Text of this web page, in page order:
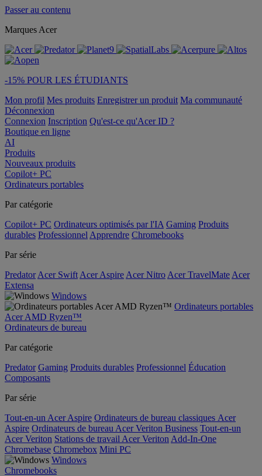
Passer au contenu
Marques Acer
-15% POUR LES ÉTUDIANTS
Mon profil Mes produits Enregistrer un produit Ma communauté
Déconnexion
Connexion Inscription Qu'est-ce qu'Acer ID ?
Boutique en ligne
AI
Produits
Nouveaux produits
Copilot+ PC
Ordinateurs portables
Par catégorie
Copilot+ PC Ordinateurs optimisés par l'IA Gaming Produits
durables Professionnel Apprendre Chromebooks
Par série
Predator Acer Swift Acer Aspire Acer Nitro Acer TravelMate Acer
Extensa
Windows
Ordinateurs portables
Acer AMD Ryzen™
Ordinateurs de bureau
Par catégorie
Predator Gaming Produits durables Professionnel Éducation
Composants
Par série
Tout-en-un Acer Aspire Ordinateurs de bureau classiques Acer
Aspire Ordinateurs de bureau Acer Veriton Business Tout-en-un
Acer Veriton Stations de travail Acer Veriton Add-In-One
Chromebase Chromebox Mini PC
Windows
Chromebooks